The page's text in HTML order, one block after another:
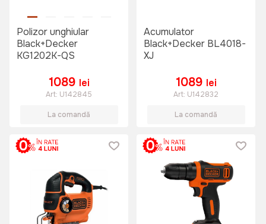
Polizor unghiular
Black+Decker
KG1202K-QS
1089 lei
Art: U142845
La comandă
Acumulator
Black+Decker BL4018-
XJ
1089 lei
Art: U142832
La comandă